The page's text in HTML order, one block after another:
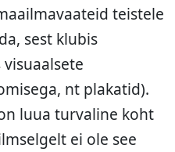
teistele
sest klubis
nt plakatid).
luua turvaline koht
ei ole see